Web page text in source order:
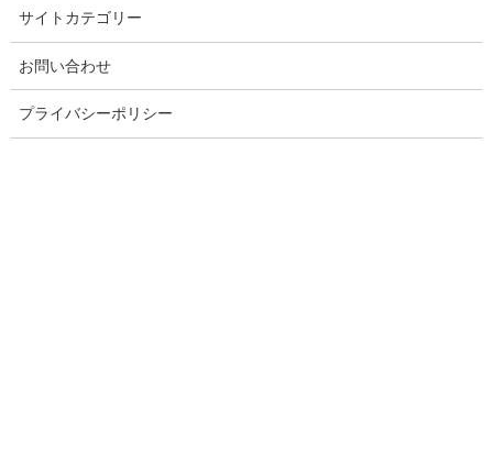
Threads Hatena LINE
Copy
サイトカテゴリー
お問い合わせ
プライバシーポリシー